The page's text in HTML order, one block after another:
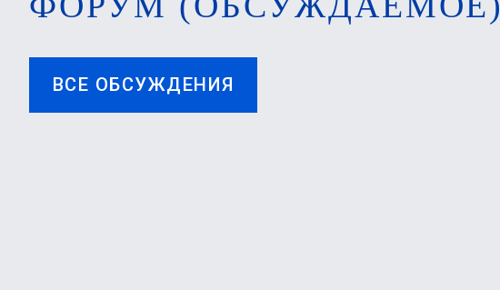
ВСЕ ОБСУЖДЕНИЯ